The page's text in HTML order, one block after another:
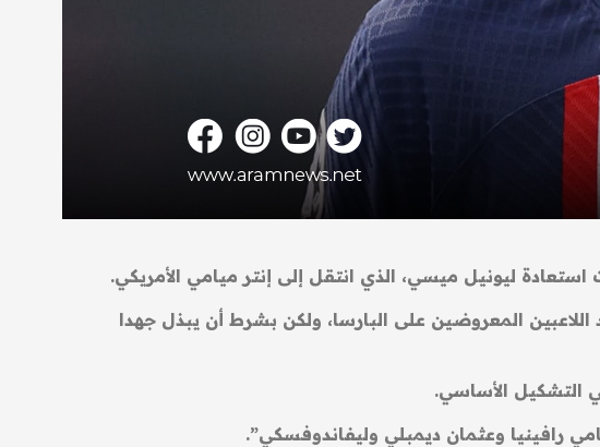
ليونيل ميسي، الذي انتقل إلى إنتر ميامي الأمريكي.
المعروضين على البارسا، ولكن بشرط أن يبذل جهدا
التشكيل الأساسي.
رافينيا وعثمان ديمبلي وليفاندوفسكي”.